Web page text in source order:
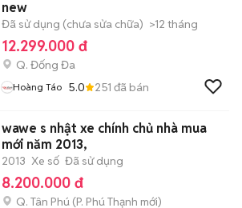
new
Đã sử dụng (chưa sửa chữa) >12 tháng
12.299.000 đ
Q. Đống Đa
Hoàng Táo 5.0 251 đã bán
wawe s nhật xe chính chủ nhà mua
mới năm 2013,
2013 Xe số Đã sử dụng
8.200.000 đ
Q. Tân Phú (P. Phú Thạnh mới)